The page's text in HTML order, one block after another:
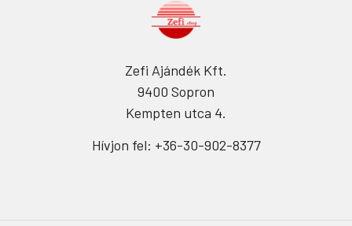
Zefi Ajándék Kft.
9400 Sopron
Kempten utca 4.
Hívjon fel: +36-30-902-8377